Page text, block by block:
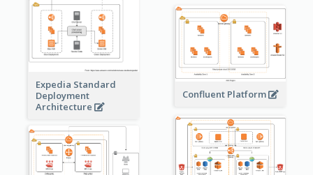
Expedia Standard
Deployment
Architecture
Confluent Platform